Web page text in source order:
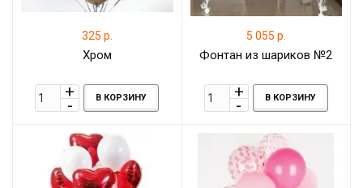
325 р.
Хром
В КОРЗИНУ
5 055 р.
Фонтан из шариков №2
В КОРЗИНУ